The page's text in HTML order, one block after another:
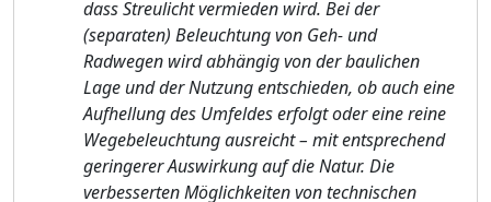
dass Streulicht vermieden wird. Bei der
(separaten) Beleuchtung von Geh- und
Radwegen wird abhängig von der baulichen
Lage und der Nutzung entschieden, ob auch eine
Aufhellung des Umfeldes erfolgt oder eine reine
Wegebeleuchtung ausreicht – mit entsprechend
geringerer Auswirkung auf die Natur. Die
verbesserten Möglichkeiten von technischen